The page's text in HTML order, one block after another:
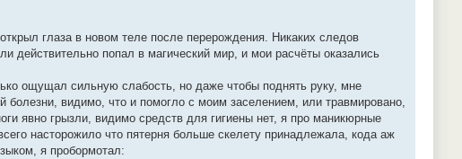
глаза в новом теле после перерождения. Никаких следов
действительно попал в магический мир, и мои расчёты оказались
ощущал сильную слабость, но даже чтобы поднять руку, мне
видимо, что и помогло с моим заселением, или травмировано,
явно грызли, видимо средств для гигиены нет, я про маникюрные
насторожило что пятерня больше скелету принадлежала, кода аж
я пробормотал: